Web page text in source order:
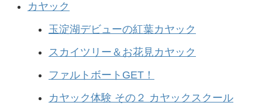
カヤック
玉淀湖デビューの紅葉カヤック
スカイツリー＆お花見カヤック
ファルトボートGET！
カヤック体験 その２ カヤックスクール